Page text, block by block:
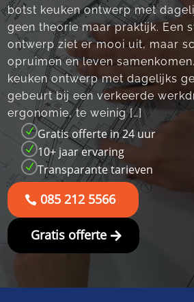
botst keuken ontwerp met
geen theorie maar praktijk.​ Een
ontwerp ziet er mooi uit, maar
opruimen en leven
keuken ontwerp met dagelijks
gebeurt bij een verkeerde
ergonomie, te weinig […]
N Gratis offerte in 24 uur
N 10+ jaar ervaring
N Transparante tarieven
085 212 5566
Gratis offerte